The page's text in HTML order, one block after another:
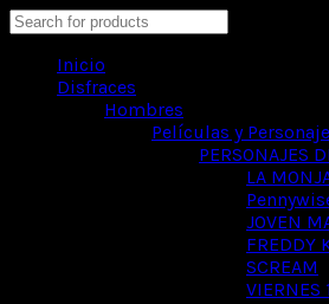
Inicio
Disfraces
Hombres
Películas y
PERSONAJES
LA
JOVEN
FREDDY
SCREAM
VIERNES